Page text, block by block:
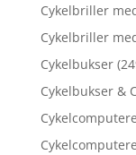
Cykelbriller
Cykelbriller
Cykelbukser
Cykelbukser &
Cykelcomputere